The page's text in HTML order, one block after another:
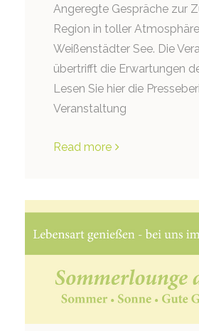
Angeregte Gespräche zur
Region in toller
Weißenstädter See. Die
übertrifft die Erwartungen
Lesen Sie hier die
Veranstaltung
Read more